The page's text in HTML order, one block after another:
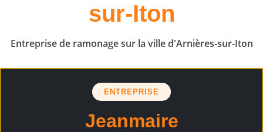
sur-Iton
Entreprise de ramonage sur la ville d'Arnières-sur-Iton
ENTREPRISE
Jeanmaire